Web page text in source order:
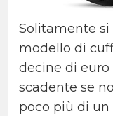
Solitamente
modello di
decine di
scadente se
poco più di un